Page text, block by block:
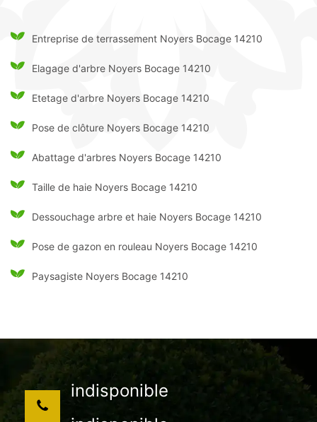
Entreprise de terrassement Noyers Bocage 14210
Elagage d'arbre Noyers Bocage 14210
Etetage d'arbre Noyers Bocage 14210
Pose de clôture Noyers Bocage 14210
Abattage d'arbres Noyers Bocage 14210
Taille de haie Noyers Bocage 14210
Dessouchage arbre et haie Noyers Bocage 14210
Pose de gazon en rouleau Noyers Bocage 14210
Paysagiste Noyers Bocage 14210
indisponible